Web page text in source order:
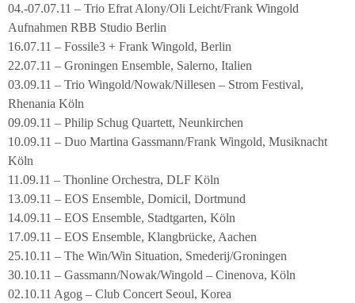
04.-07.07.11 – Trio Efrat Alony/Oli Leicht/Frank Wingold
Aufnahmen RBB Studio Berlin
16.07.11 – Fossile3 + Frank Wingold, Berlin
22.07.11 – Groningen Ensemble, Salerno, Italien
03.09.11 – Trio Wingold/Nowak/Nillesen – Strom Festival,
Rhenania Köln
09.09.11 – Philip Schug Quartett, Neunkirchen
10.09.11 – Duo Martina Gassmann/Frank Wingold, Musiknacht
Köln
11.09.11 – Thonline Orchestra, DLF Köln
13.09.11 – EOS Ensemble, Domicil, Dortmund
14.09.11 – EOS Ensemble, Stadtgarten, Köln
17.09.11 – EOS Ensemble, Klangbrücke, Aachen
25.10.11 – The Win/Win Situation, Smederij/Groningen
30.10.11 – Gassmann/Nowak/Wingold – Cinenova, Köln
02.10.11 Agog – Club Concert Seoul, Korea